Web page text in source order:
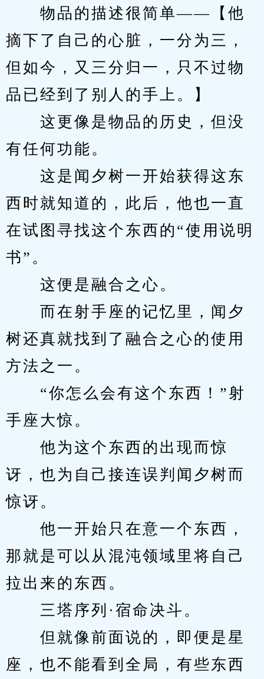
物品的描述很简单——【他
摘下了自己的心脏，一分为三，
但如今，又三分归一，只不过物
品已经到了别人的手上。】
这更像是物品的历史，但没
有任何功能。
这是闻夕树一开始获得这东
西时就知道的，此后，他也一直
在试图寻找这个东西的“使用说明
书”。
这便是融合之心。
而在射手座的记忆里，闻夕
树还真就找到了融合之心的使用
方法之一。
“你怎么会有这个东西！”射
手座大惊。
他为这个东西的出现而惊
讶，也为自己接连误判闻夕树而
惊讶。
他一开始只在意一个东西，
那就是可以从混沌领域里将自己
拉出来的东西。
三塔序列·宿命决斗。
但就像前面说的，即便是星
座，也不能看到全局，有些东西